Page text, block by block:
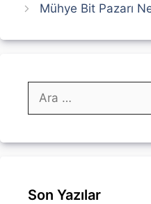
Mühye Bit Pazarı
için
Son Yazılar